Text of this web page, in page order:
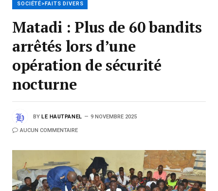
SOCIÉTÉ>FAITS DIVERS
Matadi : Plus de 60 bandits
arrêtés lors d’une
opération de sécurité
nocturne
BY LE HAUTPANEL 9 NOVEMBRE 2025
AUCUN COMMENTAIRE